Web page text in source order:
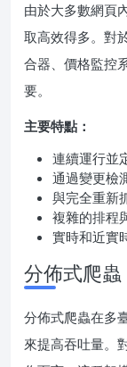
由於大多數網頁
取高效得多。對
合器、價格監控
要。
主要特點：
連續運行並
通過變更檢
與完全重新
複雜的排程
實時和近實
分佈式爬蟲
分佈式爬蟲在多
來提高吞吐量。